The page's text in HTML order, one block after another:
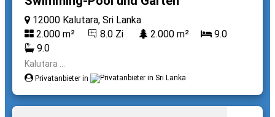
12000 Kalutara, Sri Lanka
2.000 m²
8.0 Zi 2.000 m²
9.0
9.0
Kalutara ...
Privatanbieter in